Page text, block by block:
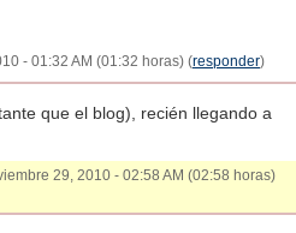
- 01:32 AM (01:32 horas) (responder)
que el blog), recién llegando a
29, 2010 - 02:58 AM (02:58 horas)